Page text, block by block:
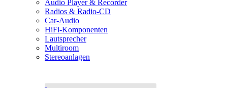
Audio Player & Recorder
Radios & Radio-CD
Car-Audio
HiFi-Komponenten
Lautsprecher
Multiroom
Stereoanlagen